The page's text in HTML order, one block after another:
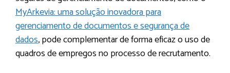
MyArkevia: uma solução inovadora para
gerenciamento de documentos e segurança de
dados, pode complementar de forma eficaz o uso de
quadros de empregos no processo de recrutamento.